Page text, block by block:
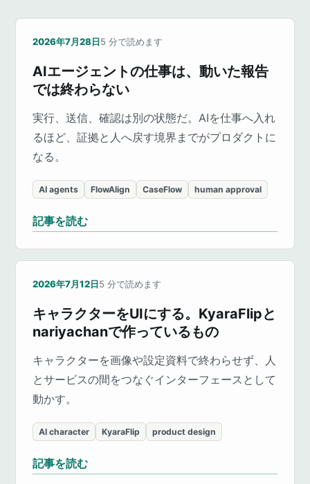
2026年7月28日5 分で読めます
AIエージェントの仕事は、動いた報告
では終わらない
実行、送信、確認は別の状態だ。AIを仕事へ入れ
るほど、証拠と人へ戻す境界までがプロダクトに
なる。
AI agents FlowAlign CaseFlow human approval
記事を読む
2026年7月12日5 分で読めます
キャラクターをUIにする。KyaraFlipと
nariyachanで作っているもの
キャラクターを画像や設定資料で終わらせず、人
とサービスの間をつなぐインターフェースとして
動かす。
AI character KyaraFlip product design
記事を読む